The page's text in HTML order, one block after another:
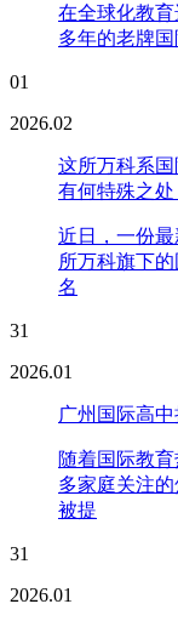
在全球化教
多年的老牌
01
2026.02
这所万科系
有何特殊之处
近日，一份
所万科旗下
名
31
2026.01
广州国际高
随着国际教
多家庭关注
被提
31
2026.01